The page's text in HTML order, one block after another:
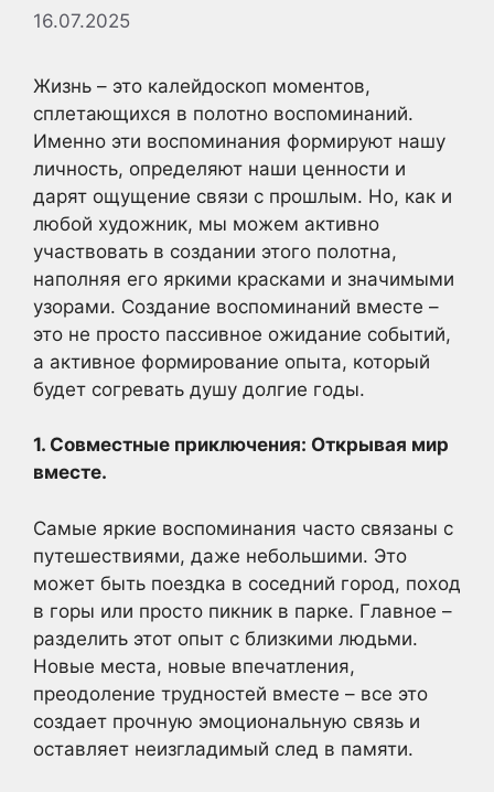
16.07.2025
Жизнь – это калейдоскоп моментов,
сплетающихся в полотно воспоминаний.
Именно эти воспоминания формируют нашу
личность, определяют наши ценности и
дарят ощущение связи с прошлым. Но, как и
любой художник, мы можем активно
участвовать в создании этого полотна,
наполняя его яркими красками и значимыми
узорами. Создание воспоминаний вместе –
это не просто пассивное ожидание событий,
а активное формирование опыта, который
будет согревать душу долгие годы.
1. Совместные приключения: Открывая мир
вместе.
Самые яркие воспоминания часто связаны с
путешествиями, даже небольшими. Это
может быть поездка в соседний город, поход
в горы или просто пикник в парке. Главное –
разделить этот опыт с близкими людьми.
Новые места, новые впечатления,
преодоление трудностей вместе – все это
создает прочную эмоциональную связь и
оставляет неизгладимый след в памяти.